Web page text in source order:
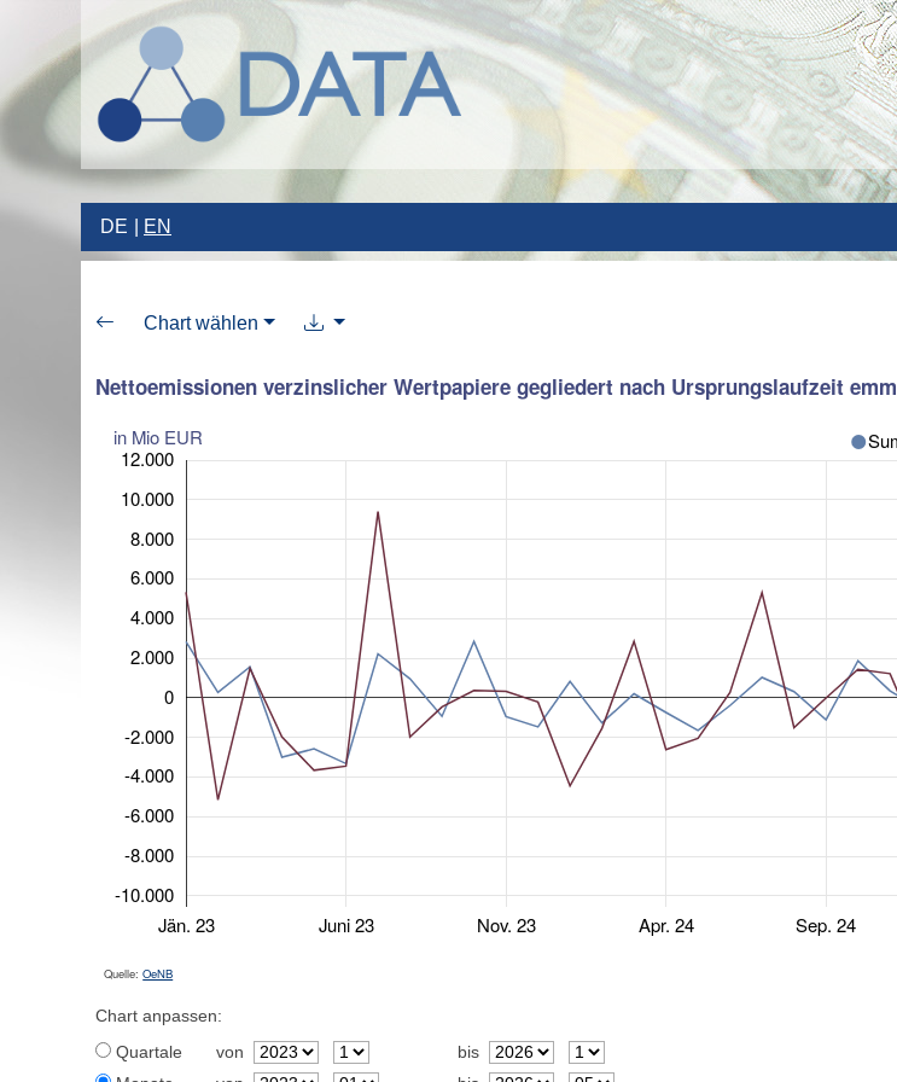
DE EN
Chart wählen
Nettoemissionen verzinslicher Wertpapiere gegliedert nach Ursprungslaufzeit
in Mio EUR
Jän. 23 Juni 23 Nov. 23 Apr. 24 Sep. 24
-10.000
-8.000
-6.000
-4.000
-2.000
0
2.000
4.000
6.000
8.000
10.000
12.000
Quelle:OeNB
Chart anpassen:
Quartale
von
bis